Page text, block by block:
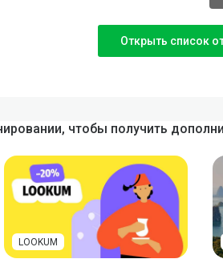
Открыть список
чтобы получить
LOOKUM